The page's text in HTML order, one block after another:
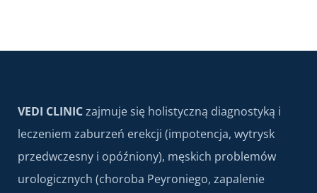
VEDI CLINICzajmuje się holistyczną diagnostyką i
leczeniem zaburzeń erekcji (impotencja, wytrysk
przedwczesny i opóźniony), męskich problemów
urologicznych (choroba Peyroniego, zapalenie